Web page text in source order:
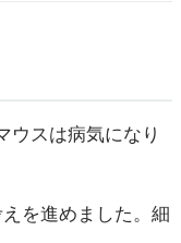
ウスは病気になり
を進めました。細